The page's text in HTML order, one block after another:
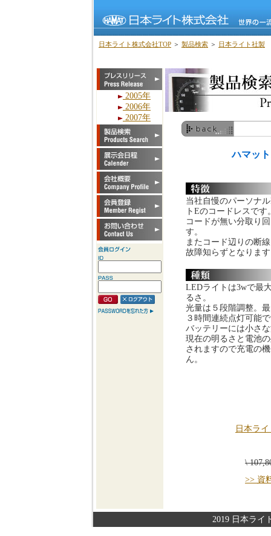
日本ライト株式会社TOP ＞ 製品検索 ＞ 日本ライト社製
2005年
2006年
2007年
ハマッ
当社自慢のパーソナ
トEのコードレスです
コードが無い分取り
す。
またコード辺りの断
故障知らずとなりま
LEDライトは3wで最
るさ。
光量は５段階調整。
３時間連続点灯可能
バッテリーには小さ
現在の明るさと電池
されますので充電の
ん。
日本ラ
\
>> 資
2019 日本ライ